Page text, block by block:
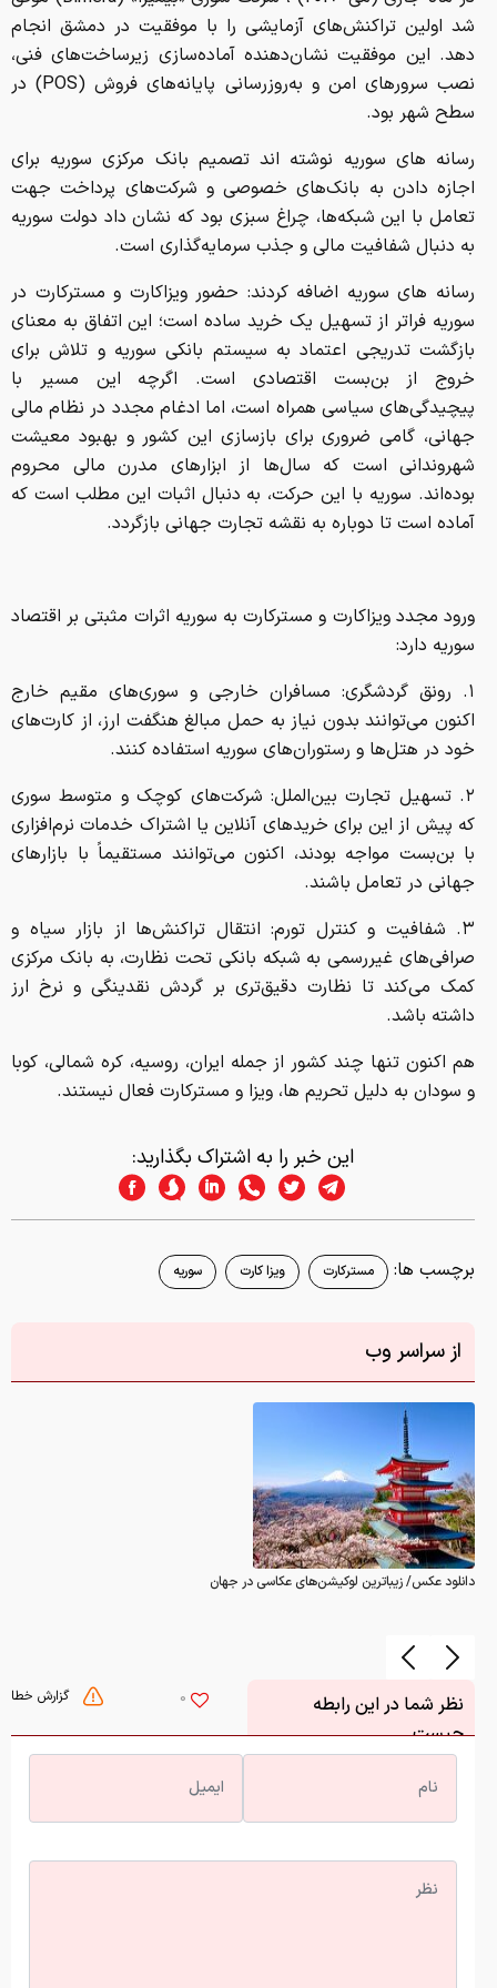
شد اولین تراکنش‌های آزمایشی را با موفقیت در دمشق انجام
دهد. این موفقیت نشان‌دهنده آماده‌سازی زیرساخت‌های فنی،
نصب سرورهای امن و به‌روزرسانی پایانه‌های فروش (POS) در
سطح شهر بود.
رسانه های سوریه نوشته اند تصمیم بانک مرکزی سوریه برای
اجازه دادن به بانک‌های خصوصی و شرکت‌های پرداخت جهت
تعامل با این شبکه‌ها، چراغ سبزی بود که نشان داد دولت سوریه
به دنبال شفافیت مالی و جذب سرمایه‌گذاری است.
رسانه های سوریه اضافه کردند: حضور ویزاکارت و مسترکارت در
سوریه فراتر از تسهیل یک خرید ساده است؛ این اتفاق به معنای
بازگشت تدریجی اعتماد به سیستم بانکی سوریه و تلاش برای
خروج از بن‌بست اقتصادی است. اگرچه این مسیر با
پیچیدگی‌های سیاسی همراه است، اما ادغام مجدد در نظام مالی
جهانی، گامی ضروری برای بازسازی این کشور و بهبود معیشت
شهروندانی است که سال‌ها از ابزارهای مدرن مالی محروم
بوده‌اند. سوریه با این حرکت، به دنبال اثبات این مطلب است که
آماده است تا دوباره به نقشه تجارت جهانی بازگردد.
ورود مجدد ویزاکارت و مسترکارت به سوریه اثرات مثبتی بر اقتصاد
سوریه دارد:
۱. رونق گردشگری: مسافران خارجی و سوری‌های مقیم خارج
اکنون می‌توانند بدون نیاز به حمل مبالغ هنگفت ارز، از کارت‌های
خود در هتل‌ها و رستوران‌های سوریه استفاده کنند.
۲. تسهیل تجارت بین‌الملل: شرکت‌های کوچک و متوسط سوری
که پیش از این برای خریدهای آنلاین یا اشتراک خدمات نرم‌افزاری
با بن‌بست مواجه بودند، اکنون می‌توانند مستقیماً با بازارهای
جهانی در تعامل باشند.
۳. شفافیت و کنترل تورم: انتقال تراکنش‌ها از بازار سیاه و
صرافی‌های غیررسمی به شبکه بانکی تحت نظارت، به بانک مرکزی
کمک می‌کند تا نظارت دقیق‌تری بر گردش نقدینگی و نرخ ارز
داشته باشد.
هم اکنون تنها چند کشور از جمله ایران، روسیه، کره شمالی، کوبا
و سودان به دلیل تحریم ها، ویزا و مسترکارت فعال نیستند.
این خبر را به اشتراک بگذارید:
برچسب ها: مسترکارت ویزا کارت سوریه
از سراسر وب
دانلود عکس/ زیباترین لوکیشن‌های عکاسی در جهان
گزارش خطا 0
نظر شما در این رابطه
چیست